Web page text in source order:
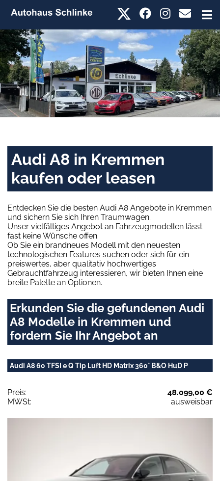
Audi A8 in Kremmen
kaufen oder leasen
Entdecken Sie die besten Audi A8 Angebote in Kremmen
und sichern Sie sich Ihren Traumwagen.
Unser vielfältiges Angebot an Fahrzeugmodellen lässt
fast keine Wünsche offen.
Ob Sie ein brandneues Modell mit den neuesten
technologischen Features suchen oder sich für ein
preiswertes, aber qualitativ hochwertiges
Gebrauchtfahrzeug interessieren, wir bieten Ihnen eine
breite Palette an Optionen.
Erkunden Sie die gefundenen Audi
A8 Modelle in Kremmen und
fordern Sie Ihr Angebot an
Audi A8 60 TFSI e Q Tip Luft HD Matrix 360° B&O HuD P
Preis:
48.099,00 €
MWSt:
ausweisbar